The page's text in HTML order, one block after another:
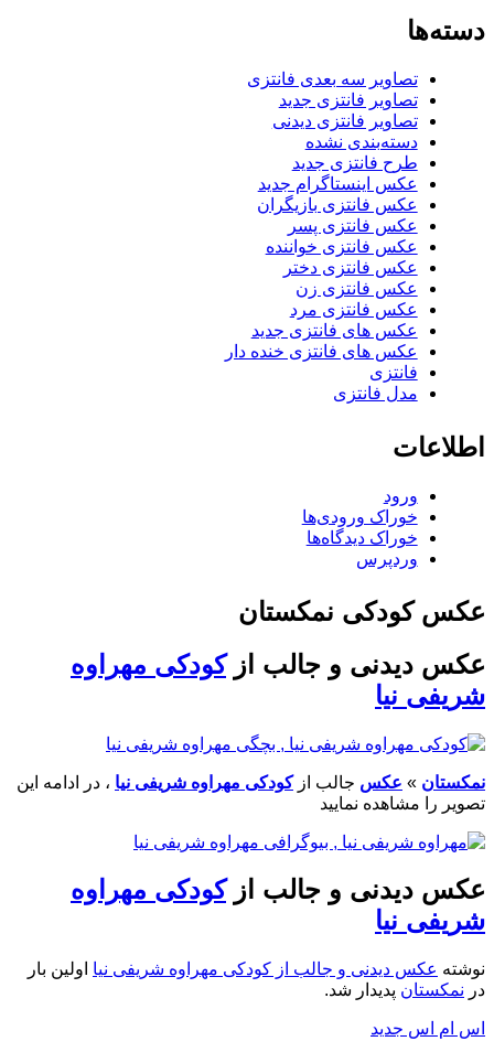
دسته‌ها
تصاویر سه بعدی فانتزی
تصاویر فانتزی جدید
تصاویر فانتزی دیدنی
دسته‌بندی نشده
طرح فانتزی جدید
عکس اینستاگرام جدید
عکس فانتزی بازیگران
عکس فانتزی پسر
عکس فانتزی خواننده
عکس فانتزی دختر
عکس فانتزی زن
عکس فانتزی مرد
عکس های فانتزی جدید
عکس های فانتزی خنده دار
فانتزی
مدل فانتزی
اطلاعات
ورود
خوراک ورودی‌ها
خوراک دیدگاه‌ها
وردپرس
عکس کودکی نمکستان
عکس دیدنی و جالب ازکودکی مهراوه
شریفی نیا
نمکستان » عکس جالب ازکودکی مهراوه شریفی نیا ، در ادامه این
تصویر را مشاهده نمایید
عکس دیدنی و جالب ازکودکی مهراوه
شریفی نیا
نوشته عکس دیدنی و جالب از کودکی مهراوه شریفی نیا اولین بار
در نمکستان پدیدار شد.
اس ام اس جدید